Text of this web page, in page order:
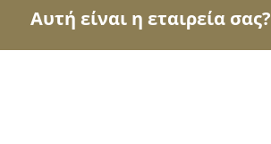
Αυτή είναι η εταιρεία σας?